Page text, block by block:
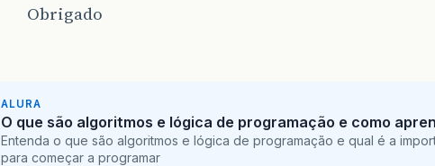
Obrigado
ALURA
O que são algoritmos e lógica de programação e como
Entenda o que são algoritmos e lógica de programação e qual é a
para começar a programar